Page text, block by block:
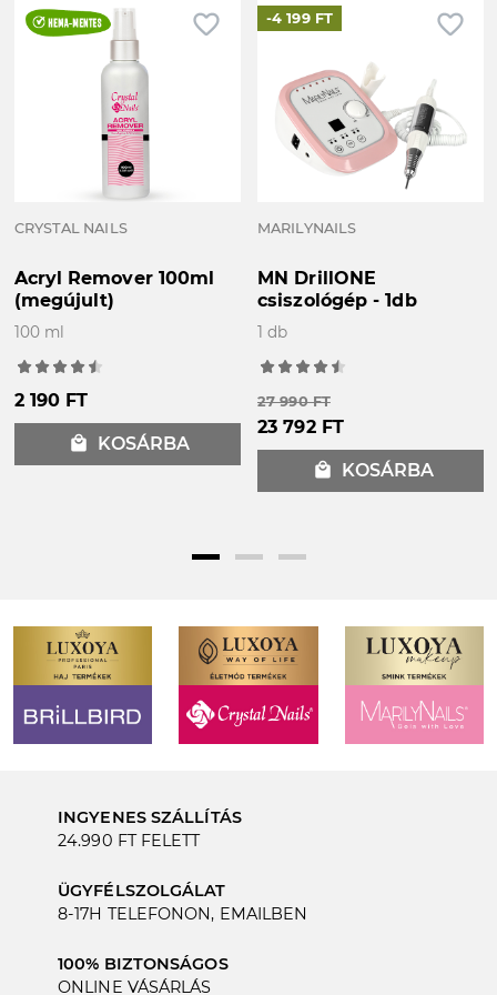
favorite_border
CRYSTAL NAILS
Acryl Remover 100ml
(megújult)
100 ml
2 190 FT
local_mall KOSÁRBA
favorite_border
-4 199 FT
MARILYNAILS
MN DrillONE
csiszológép - 1db
1 db
27 990 FT
23 792 FT
local_mall KOSÁRBA
INGYENES SZÁLLÍTÁS
24.990 FT FELETT
ÜGYFÉLSZOLGÁLAT
8-17H TELEFONON, EMAILBEN
100% BIZTONSÁGOS
ONLINE VÁSÁRLÁS